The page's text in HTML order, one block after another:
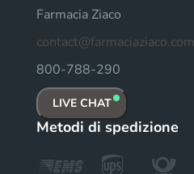
Farmacia Ziaco
contact@farmaciaziaco.com
800-788-290
LIVE CHAT
Metodi di spedizione